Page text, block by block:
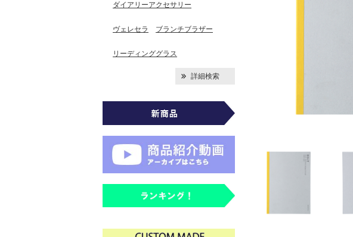
ダイアリーアクセサリー
ヴェレセラ ブランチブラザー
リーディンググラス
詳細検索